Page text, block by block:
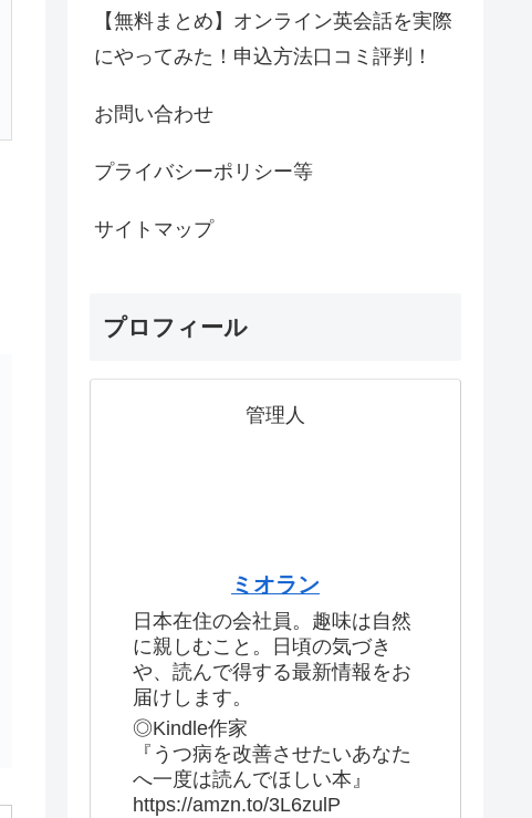
【無料まとめ】オンライン英会話を実際
にやってみた！申込方法口コミ評判！
お問い合わせ
プライバシーポリシー等
サイトマップ
プロフィール
管理人
ミオラン
日本在住の会社員。趣味は自然
に親しむこと。日頃の気づき
や、読んで得する最新情報をお
届けします。
◎Kindle作家
『うつ病を改善させたいあなた
へ一度は読んでほしい本』
https://amzn.to/3L6zulP